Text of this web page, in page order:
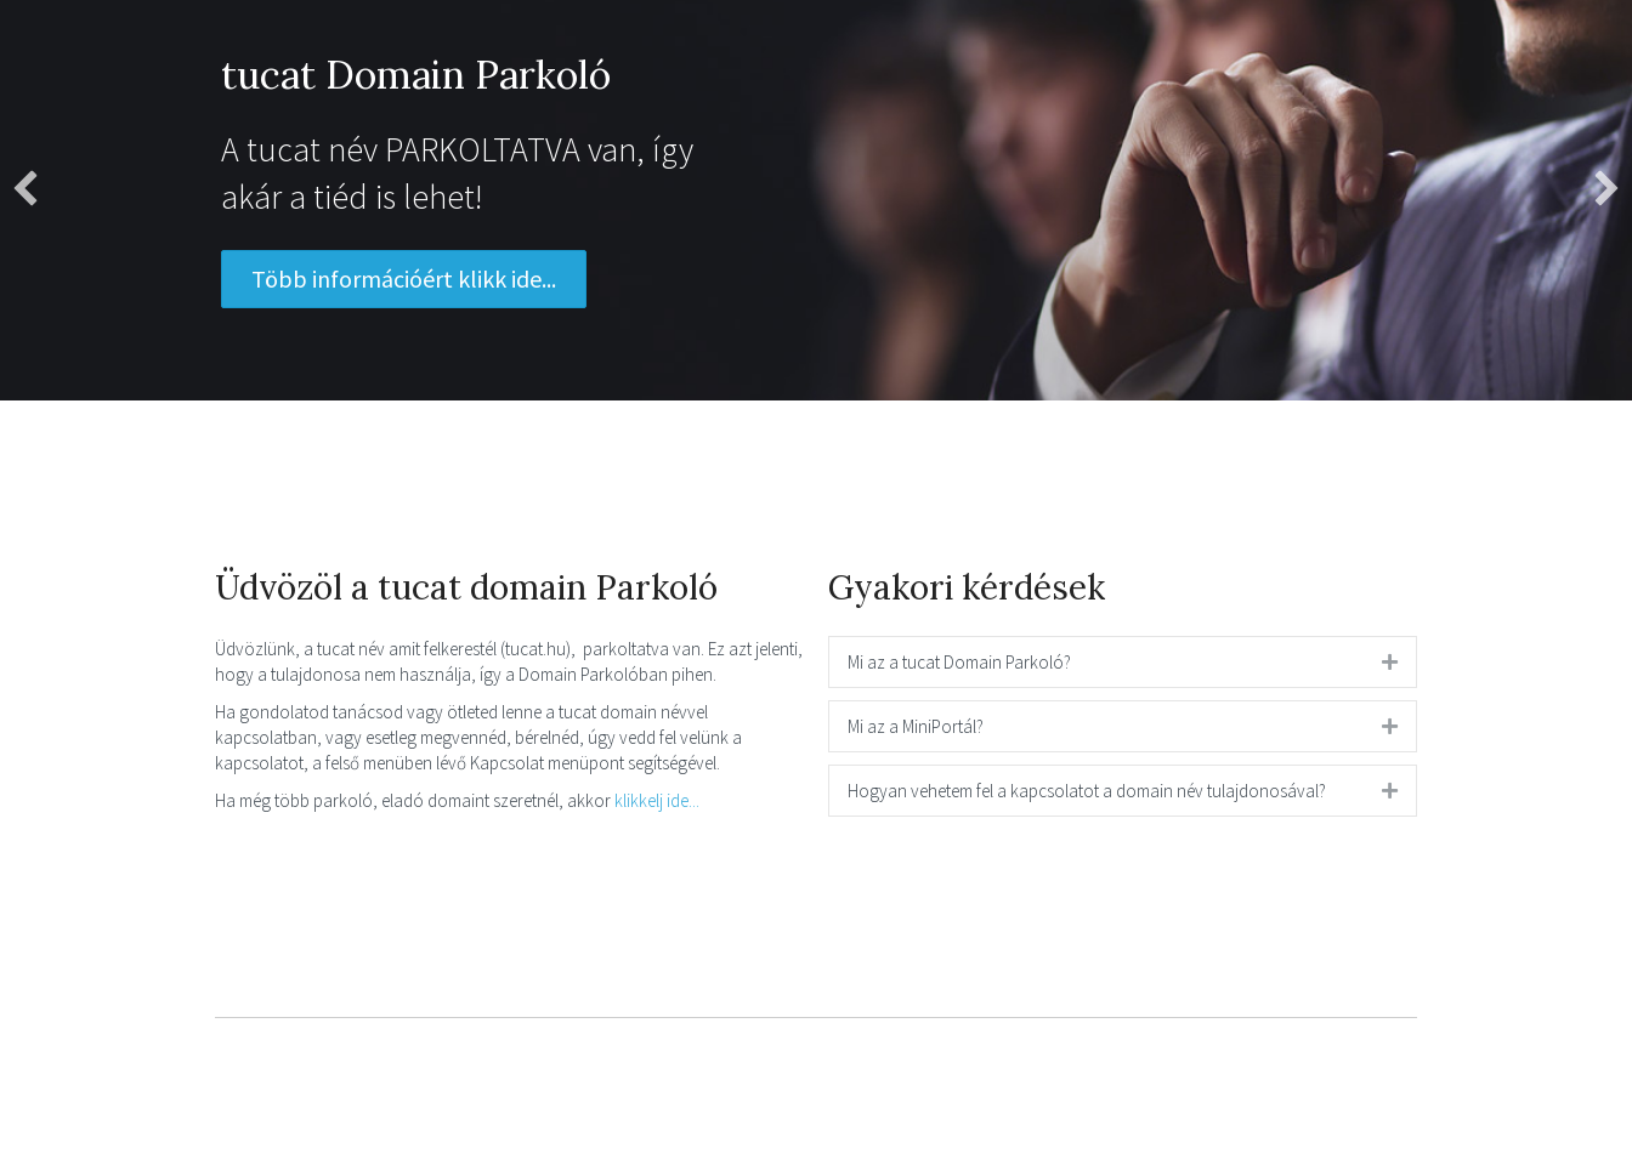
tucat Domain Parkoló
A tucat név PARKOLTATVA van, így
akár a tiéd is lehet!
Több információért klikk ide...
Üdvözöl a tucat domain Parkoló
Üdvözlünk, a tucat név amit felkerestél (tucat.hu), parkoltatva van. Ez azt jelenti,
hogy a tulajdonosa nem használja, így a Domain Parkolóban pihen.
Ha gondolatod tanácsod vagy ötleted lenne a tucat domain névvel
kapcsolatban, vagy esetleg megvennéd, bérelnéd, úgy vedd fel velünk a
kapcsolatot, a felső menüben lévő Kapcsolat menüpont segítségével.
Ha még több parkoló, eladó domaint szeretnél, akkor klikkelj ide...
Gyakori kérdések
Mi az a tucat Domain Parkoló?
Mi az a MiniPortál?
Hogyan vehetem fel a kapcsolatot a domain név tulajdonosával?